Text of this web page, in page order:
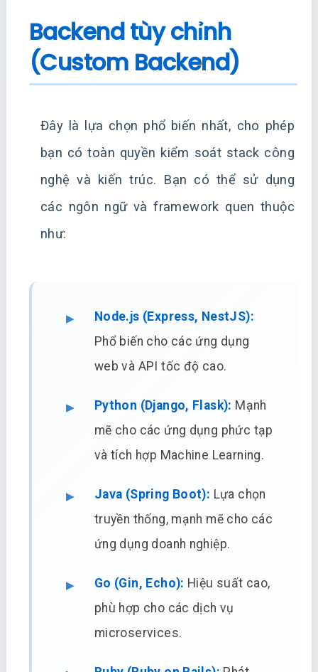
Backend tùy chỉnh
(Custom Backend)
Đây là lựa chọn phổ biến nhất, cho phép
bạn có toàn quyền kiểm soát stack công
nghệ và kiến trúc. Bạn có thể sử dụng
các ngôn ngữ và framework quen thuộc
như:
Node.js (Express, NestJS):
Phổ biến cho các ứng dụng
web và API tốc độ cao.
Python (Django, Flask): Mạnh
mẽ cho các ứng dụng phức tạp
và tích hợp Machine Learning.
Java (Spring Boot): Lựa chọn
truyền thống, mạnh mẽ cho các
ứng dụng doanh nghiệp.
Go (Gin, Echo): Hiệu suất cao,
phù hợp cho các dịch vụ
microservices.